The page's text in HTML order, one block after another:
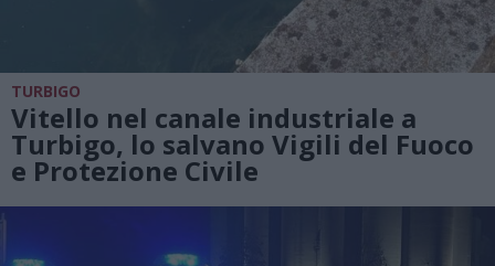
TURBIGO
Vitello nel canale industriale a
Turbigo, lo salvano Vigili del Fuoco
e Protezione Civile